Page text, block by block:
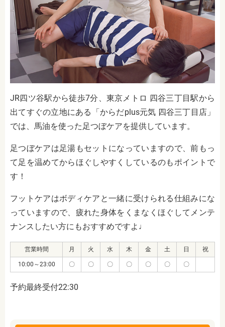
JR四ツ谷駅から徒歩7分、東京メトロ 四谷三丁目駅から
出てすぐの立地にある「からだplus元気 四谷三丁目店」
では、馬油を使った足つぼケアを提供しています。
足つぼケアは足湯もセットになっていますので、前もっ
て足を温めてからほぐしやすくしているのもポイントで
す！
フットケアはボディケアと一緒に受けられる仕組みにな
っていますので、疲れた身体をくまなくほぐしてメンテ
ナンスしたい方にもおすすめですよ♩
営業時間 月 火 水 木 金 土 日 祝
10:00～23:00 〇 〇 〇 〇 〇 〇 〇
予約最終受付22:30